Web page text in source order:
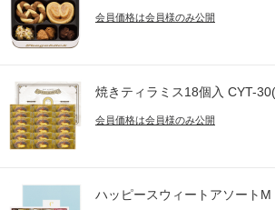
会員価格は会員様のみ公開
焼きティラミス18個入 CYT-
会員価格は会員様のみ公開
ハッピースウィートアソート